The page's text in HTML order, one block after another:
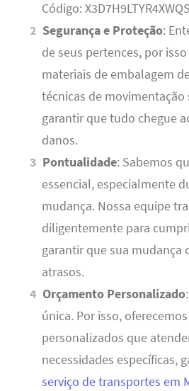
Código:
Segurança e Proteção:
de seus pertences, por
materiais de embalagem
técnicas de movimentação
garantir que tudo chegue
danos.
Pontualidade: Sabemos
essencial, especialmente
mudança. Nossa equipe
diligentemente para
garantir que sua mudança
atrasos.
Orçamento Personalizado
única. Por isso,
personalizados que
necessidades específicas,
serviço de transportes em